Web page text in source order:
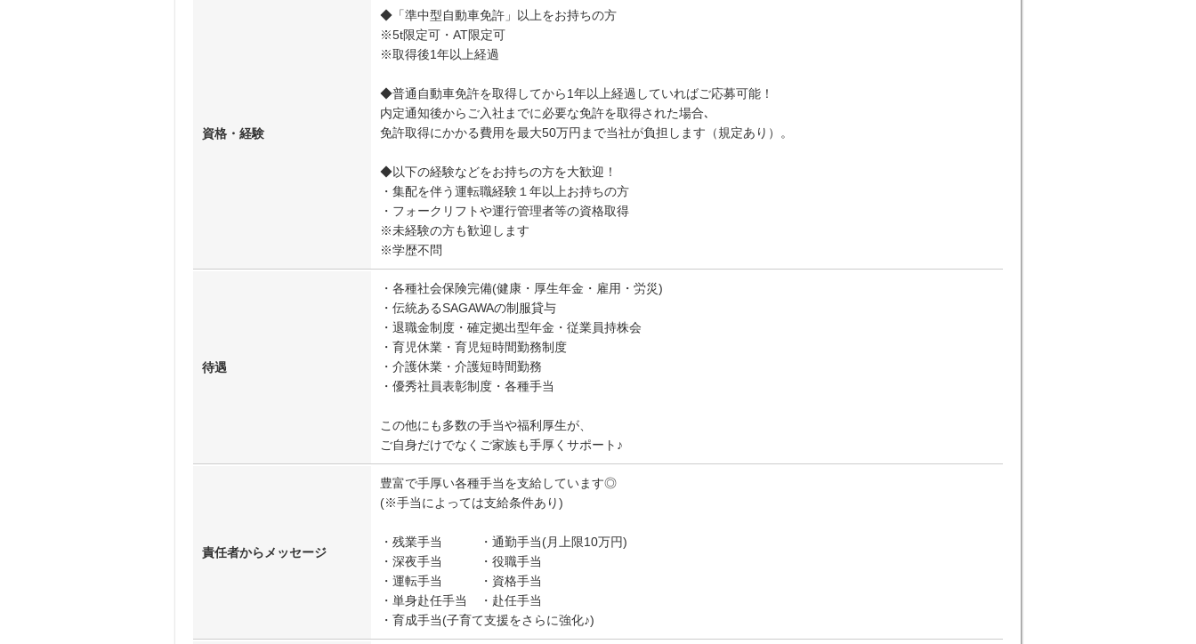
資格・経験
◆「準中型自動車免許」以上をお持ちの方
※5t限定可・AT限定可
※取得後1年以上経過
◆普通自動車免許を取得してから1年以上経過していればご応募可能！
内定通知後からご入社までに必要な免許を取得された場合､
免許取得にかかる費用を最大50万円まで当社が負担します（規定あり）。
◆以下の経験などをお持ちの方を大歓迎！
・集配を伴う運転職経験１年以上お持ちの方
・フォークリフトや運行管理者等の資格取得
※未経験の方も歓迎します
※学歴不問
待遇
・各種社会保険完備(健康・厚生年金・雇用・労災)
・伝統あるSAGAWAの制服貸与
・退職金制度・確定拠出型年金・従業員持株会
・育児休業・育児短時間勤務制度
・介護休業・介護短時間勤務
・優秀社員表彰制度・各種手当
この他にも多数の手当や福利厚生が、
ご自身だけでなくご家族も手厚くサポート♪
責任者からメッセージ
豊富で手厚い各種手当を支給しています◎
(※手当によっては支給条件あり)
・残業手当 ・通勤手当(月上限10万円)
・深夜手当 ・役職手当
・運転手当 ・資格手当
・単身赴任手当 ・赴任手当
・育成手当(子育て支援をさらに強化♪)